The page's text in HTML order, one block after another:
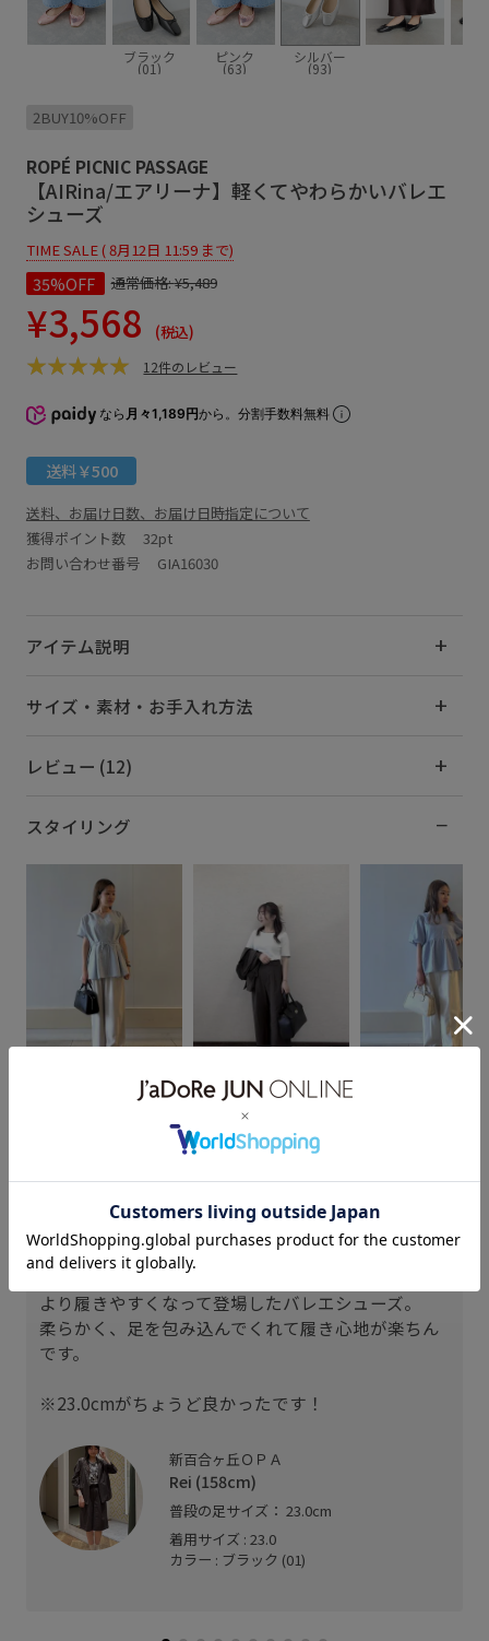
ブラック
(01)
ピンク
(63)
シルバー
(93)
2BUY10%OFF
ROPÉ PICNIC PASSAGE
【AIRina/エアリーナ】軽くてやわらかいバレエ
シューズ
TIME SALE ( 8月12日 11:59 まで)
35%OFF 通常価格:¥5,489
¥3,568 (税込)
12件のレビュー
なら 月々1,189円から。分割手数料無料
送料￥500
送料、お届け日数、お届け日時指定について
獲得ポイント数 32pt
お問い合わせ番号 GIA16030
アイテム説明
サイズ・素材・お手入れ方法
レビュー (12)
スタイリング
maa
148cm SIZE:23.0
スタッフレビュー
より履きやすくなって登場したバレエシューズ。
柔らかく、足を包み込んでくれて履き心地が楽ちん
です。
※23.0cmがちょうど良かったです！
新百合ヶ丘ＯＰＡ
Rei (158cm)
普段の足サイズ： 23.0cm
着用サイズ : 23.0
カラー : ブラック (01)